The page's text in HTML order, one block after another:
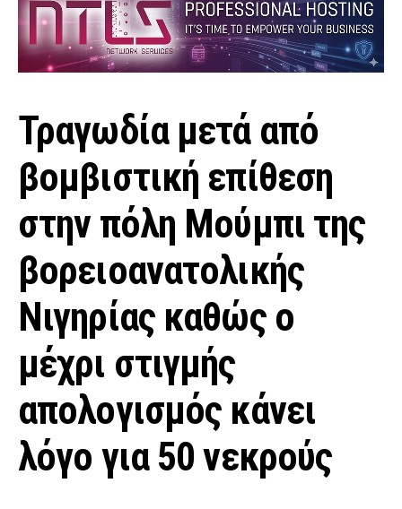
Τραγωδία μετά από
βομβιστική επίθεση
στην πόλη Μούμπι της
βορειοανατολικής
Νιγηρίας καθώς ο
μέχρι στιγμής
απολογισμός κάνει
λόγο για 50 νεκρούς